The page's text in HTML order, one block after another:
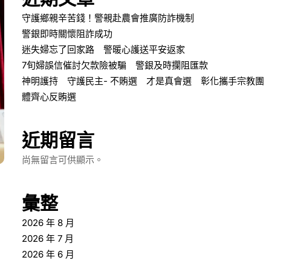
守護鄉親辛苦錢！警親赴農會推廣防詐機制
警銀即時關懷阻詐成功
迷失婦忘了回家路 警暖心護送平安返家
7旬婦誤信催討欠款險被騙 警銀及時攔阻匯款
神明護持 守護民主- 不賄選 才是真會選 彰化攜手宗教團
體齊心反賄選
近期留言
尚無留言可供顯示。
彙整
2026 年 8 月
2026 年 7 月
2026 年 6 月